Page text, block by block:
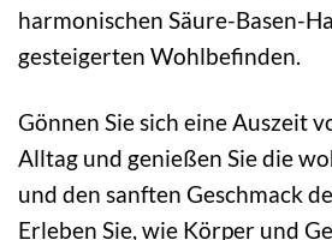
harmonischen Säure-Basen-
gesteigerten Wohlbefinden.
Gönnen Sie sich eine Auszeit
Alltag und genießen Sie die
und den sanften Geschmack
Erleben Sie, wie Körper und